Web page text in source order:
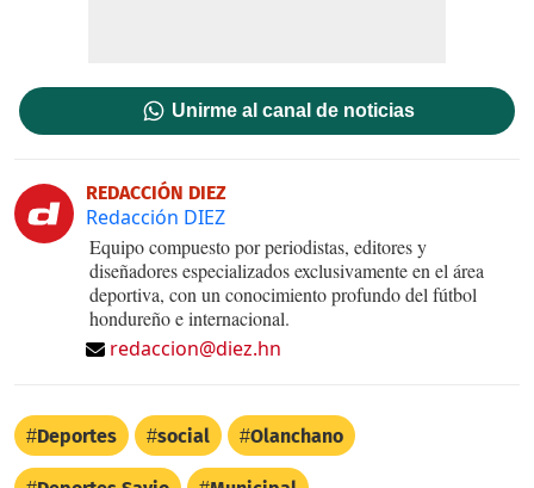
Unirme al canal de noticias
REDACCIÓN DIEZ
Redacción DIEZ
Equipo compuesto por periodistas, editores y
diseñadores especializados exclusivamente en el área
deportiva, con un conocimiento profundo del fútbol
hondureño e internacional.
redaccion@diez.hn
Deportes social Olanchano